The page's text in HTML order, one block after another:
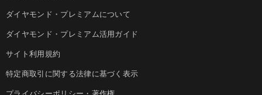
ダイヤモンド・プレミアムについて
ダイヤモンド・プレミアム活用ガイド
サイト利用規約
特定商取引に関する法律に基づく表示
プライバシーポリシー・著作権